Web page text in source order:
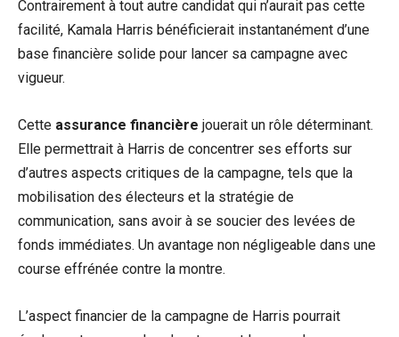
Contrairement à tout autre candidat qui n’aurait pas cette
facilité, Kamala Harris bénéficierait instantanément d’une
base financière solide pour lancer sa campagne avec
vigueur.
Cette assurance financière jouerait un rôle déterminant.
Elle permettrait à Harris de concentrer ses efforts sur
d’autres aspects critiques de la campagne, tels que la
mobilisation des électeurs et la stratégie de
communication, sans avoir à se soucier des levées de
fonds immédiates. Un avantage non négligeable dans une
course effrénée contre la montre.
L’aspect financier de la campagne de Harris pourrait